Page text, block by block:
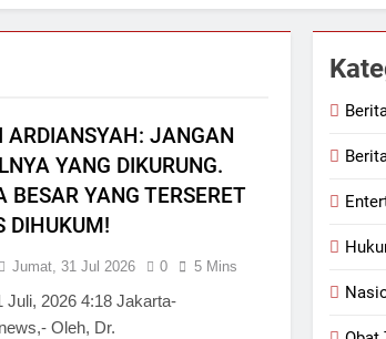
Lapas Pasir Pengaraian Perkuat Sinergi
Sosial, Daur Ulang Aspal untuk Tambal
ARDIANSYAH: JANGAN
YANG DIKURUNG.
YANG TERSERET
DIHUKUM!
Jumat, 31 Jul 2026 0 5 Mins
Juli, 2026 4:18 Jakarta-
Oleh, Dr.